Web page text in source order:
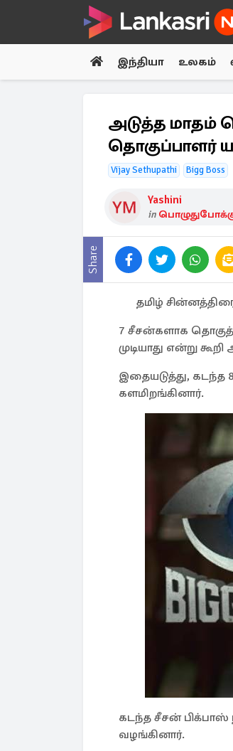
இந்தியா உலகம்
அடுத்த மாதம்
தொகுப்பாளர்
Vijay Sethupathi Bigg Boss
Yashini
in
Share
தமிழ்
7 சீசன்களாக
முடியாது என்று
இதையடுத்து, கடந்த
களமிறங்கினார்.
கடந்த சீசன் பிக்பாஸ்
வழங்கினார்.